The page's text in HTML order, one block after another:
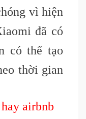
vì hiện
đã có
có thể tạo
thời gian
airbnb